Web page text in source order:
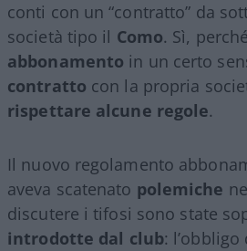
conti con un “contratto” da
società tipo il Como. Sì,
abbonamento in un certo
contratto con la propria
rispettare alcune regole.
Il nuovo regolamento
aveva scatenato polemiche
discutere i tifosi sono state
introdotte dal club: